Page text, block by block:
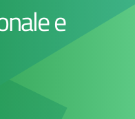
e